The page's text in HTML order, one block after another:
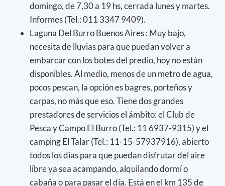
domingo, de 7,30 a 19 hs, cerrada lunes y martes.
Informes (Tel.: 011 3347 9409).
Laguna Del Burro Buenos Aires : Muy bajo,
necesita de lluvias para que puedan volver a
embarcar con los botes del predio, hoy no están
disponibles. Al medio, menos de un metro de agua,
pocos pescan, la opción es bagres, porteños y
carpas, no más que eso. Tiene dos grandes
prestadores de servicios el ámbito: el Club de
Pesca y Campo El Burro (Tel.: 11 6937-9315) y el
camping El Talar (Tel.: 11-15-57937916), abierto
todos los días para que puedan disfrutar del aire
libre ya sea acampando, alquilando dormí o
cabaña o para pasar el día. Está en el km 135 de